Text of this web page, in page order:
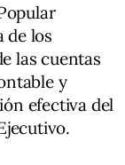
de los
las cuentas
y
efectiva del